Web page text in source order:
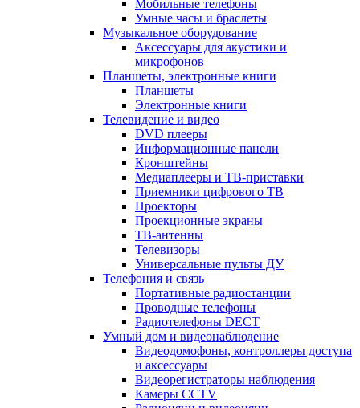
Мобильные телефоны
Умные часы и браслеты
Музыкальное оборудование
Аксессуары для акустики и
микрофонов
Планшеты, электронные книги
Планшеты
Электронные книги
Телевидение и видео
DVD плееры
Информационные панели
Кронштейны
Медиаплееры и ТВ-приставки
Приемники цифрового ТВ
Проекторы
Проекционные экраны
ТВ-антенны
Телевизоры
Универсальные пульты ДУ
Телефония и связь
Портативные радиостанции
Проводные телефоны
Радиотелефоны DECT
Умный дом и видеонаблюдение
Видеодомофоны, контроллеры доступа
и аксессуары
Видеорегистраторы наблюдения
Камеры CCTV